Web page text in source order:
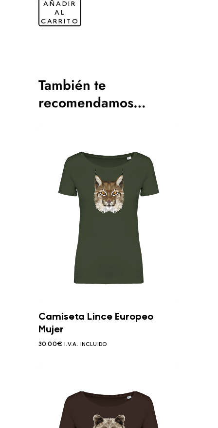
AÑADIR
AL
CARRITO
También te
recomendamos…
Camiseta Lince Europeo
Mujer
30.00€ I.V.A. INCLUIDO